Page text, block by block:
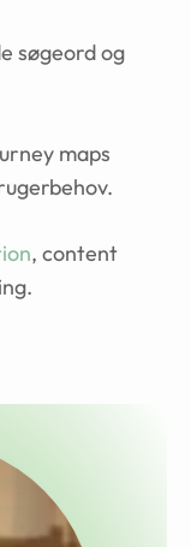
søgeord og
maps
, content